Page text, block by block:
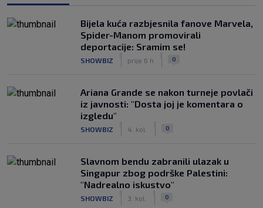
Bijela kuća razbjesnila fanove Marvela,
Spider-Manom promovirali
deportacije: Sramim se!
SHOWBIZ prije 6 h 0
Ariana Grande se nakon turneje povlači
iz javnosti: "Dosta joj je komentara o
izgledu"
SHOWBIZ 4. kol. 0
Slavnom bendu zabranili ulazak u
Singapur zbog podrške Palestini:
"Nadrealno iskustvo"
SHOWBIZ 3. kol. 0